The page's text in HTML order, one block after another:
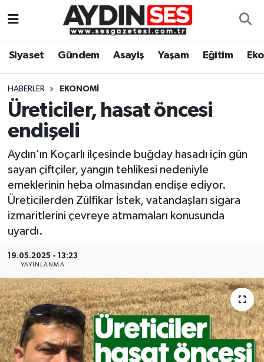
Siyaset Gündem Asayiş Yaşam Eğitim
HABERLER EKONOMI
Üreticiler, hasat öncesi
endişeli
Aydın’ın Koçarlı ilçesinde buğday hasadı için gün
sayan çiftçiler, yangın tehlikesi nedeniyle
emeklerinin heba olmasından endişe ediyor.
Üreticilerden Zülfikar İstek, vatandaşları sigara
izmaritlerini çevreye atmamaları konusunda
uyardı.
19.05.2025 - 13:23
YAYINLANMA
Gündem
Siyaset
Ekonomi
Yaşam
Eğitim
Kültür Sanat
Spor
Aydın Hava Durumu
Aydin Namaz Vakitleri
Aydın Trafik Yoğunluk Haritası
Süper Lig Puan Durumu ve Fikstür
Tüm Manşetler
Son Dakika Haberleri
Haber Arşivi